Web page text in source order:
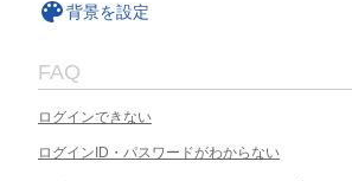
背景を設定
FAQ
ログインできない
ログインID・パスワードがわからない